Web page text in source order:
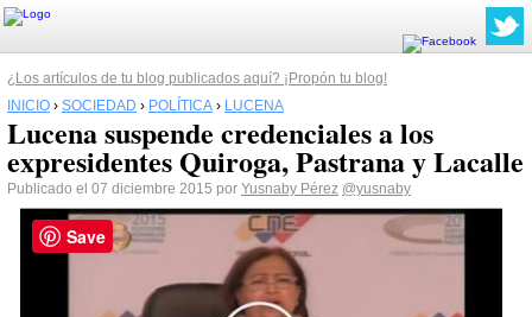
¿Los artículos de tu blog publicados aquí? ¡Propón tu blog!
INICIO › SOCIEDAD › POLÍTICA › LUCENA
Lucena suspende credenciales a los
expresidentes Quiroga, Pastrana y Lacalle
Publicado el 07 diciembre 2015 por Yusnaby Pérez @yusnaby
Save